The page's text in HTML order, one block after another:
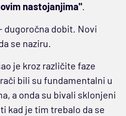
nastojanjima".
dugoročna dobit. Novi
se naziru.
je kroz različite faze
bili su fundamentalni u
a onda su bivali sklonjeni
kad je tim trebalo da se